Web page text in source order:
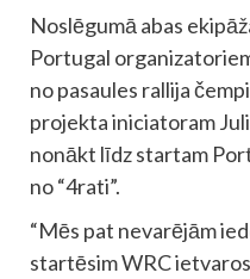
Noslēgumā abas
Portugal
no pasaules rallija
projekta iniciatoram
nonākt līdz startam
no “4rati”.
“Mēs pat nevarējām
startēsim WRC